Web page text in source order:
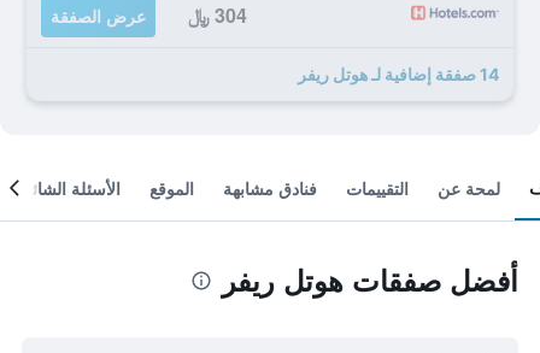
304 ﷼ عرض الصفقة
14 صفقة إضافية لـ هوتل ريفر
لمحة عن التقييمات فنادق مشابهة الموقع الأسئلة الشائعة
أفضل صفقات هوتل ريفر